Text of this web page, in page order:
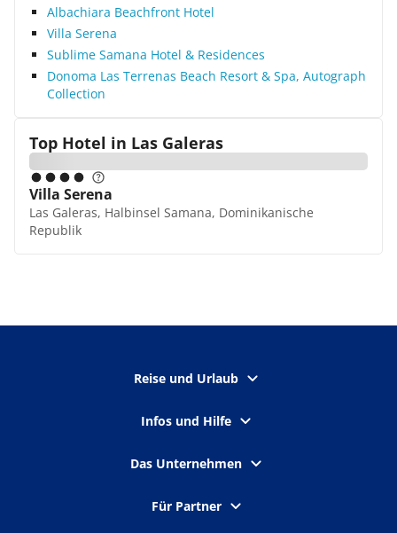
Albachiara Beachfront Hotel
Villa Serena
Sublime Samana Hotel & Residences
Donoma Las Terrenas Beach Resort & Spa, Autograph
Collection
Top Hotel in Las Galeras
Villa Serena
Las Galeras, Halbinsel Samana, Dominikanische
Republik
Reise und Urlaub
Infos und Hilfe
Das Unternehmen
Für Partner